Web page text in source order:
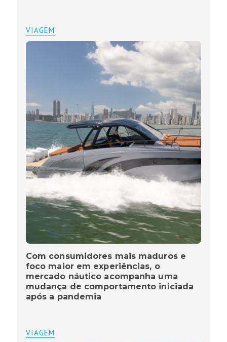
VIAGEM
Com consumidores mais maduros e
foco maior em experiências, o
mercado náutico acompanha uma
mudança de comportamento iniciada
após a pandemia
VIAGEM